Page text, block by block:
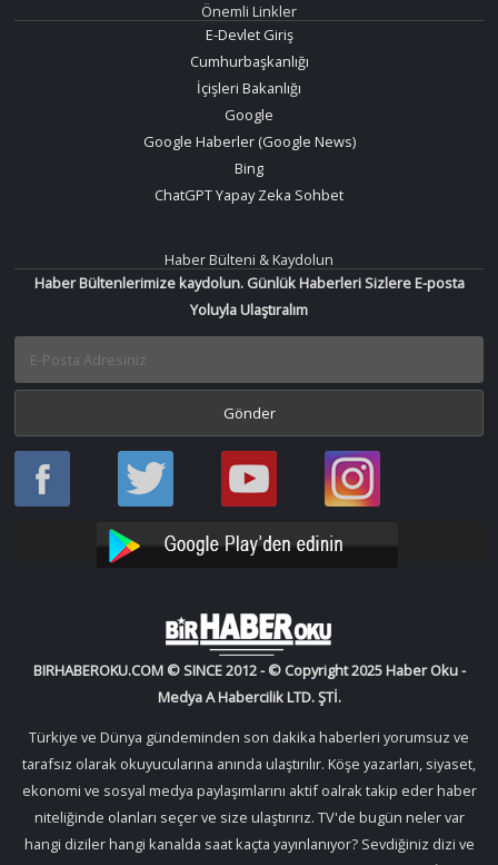
Önemli Linkler
E-Devlet Giriş
Cumhurbaşkanlığı
İçişleri Bakanlığı
Google
Google Haberler (Google News)
Bing
ChatGPT Yapay Zeka Sohbet
Haber Bülteni & Kaydolun
Haber Bültenlerimize kaydolun. Günlük Haberleri Sizlere E-posta
Yoluyla Ulaştıralım
Haber
Oku
Haber
Oku
Bir
Haber
YouTube
Bir
Haber
Instagram
BIRHABEROKU.COM © SINCE 2012 - © Copyright 2025 Haber Oku -
Medya A Habercilik LTD. ŞTİ.
Türkiye ve Dünya gündeminden son dakika haberleri yorumsuz ve
tarafsız olarak okuyucularına anında ulaştırılır. Köşe yazarları, siyaset,
ekonomi ve sosyal medya paylaşımlarını aktif oalrak takip eder haber
niteliğinde olanları seçer ve size ulaştırırız. TV'de bugün neler var
hangi diziler hangi kanalda saat kaçta yayınlanıyor? Sevdiğiniz dizi ve